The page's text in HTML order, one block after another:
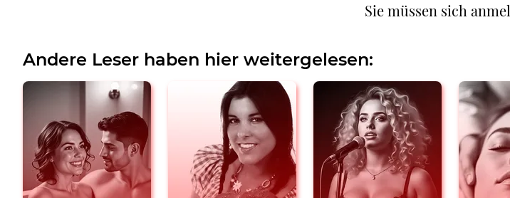
Sie müssen sich
Andere Leser haben hier weitergelesen: